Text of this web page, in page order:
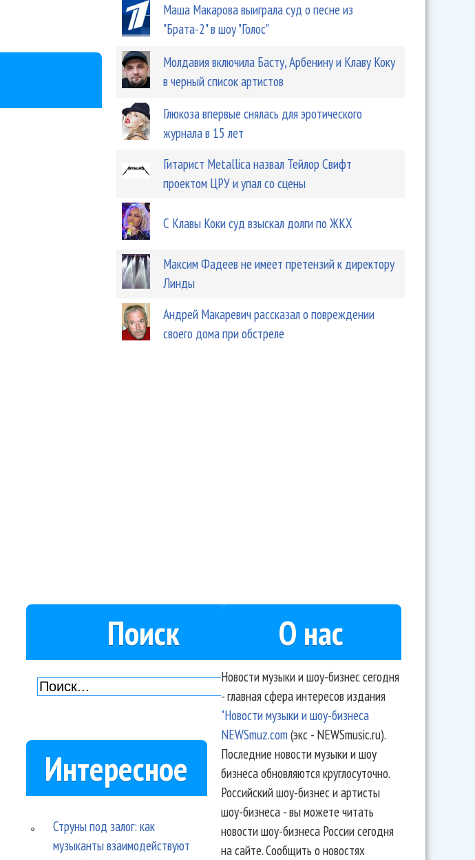
Маша Макарова выиграла суд о песне из
"Брата-2" в шоу "Голос"
Молдавия включила Басту, Арбенину и Клаву Коку
в черный список артистов
Глюкоза впервые снялась для эротического
журнала в 15 лет
Гитарист Metallica назвал Тейлор Свифт
проектом ЦРУ и упал со сцены
С Клавы Коки суд взыскал долги по ЖКХ
Максим Фадеев не имеет претензий к директору
Линды
Андрей Макаревич рассказал о повреждении
своего дома при обстреле
Поиск
Интересное
Струны под залог: как
музыканты взаимодействуют
О нас
Новости музыки и шоу-бизнес сегодня
- главная сфера интересов издания
"Новости музыки и шоу-бизнеса
NEWSmuz.com(экс - NEWSmusic.ru).
Последние новости музыки и шоу
бизнеса обновляются круглосуточно.
Российский шоу-бизнес и артисты
шоу-бизнеса - вы можете читать
новости шоу-бизнеса России сегодня
на сайте. Сообщить о новостях